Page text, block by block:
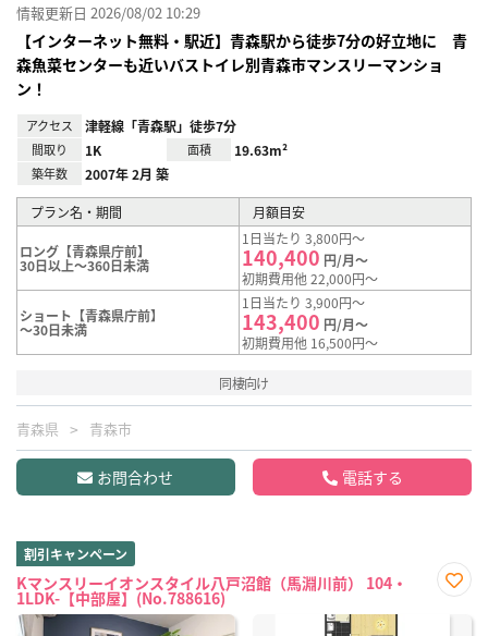
情報更新日 2026/08/02 10:29
【インターネット無料・駅近】青森駅から徒歩7分の好立地に 青
森魚菜センターも近いバストイレ別青森市マンスリーマンショ
ン！
アクセス 津軽線「青森駅」徒歩7分
間取り 1K 面積 19.63m²
築年数 2007年 2月 築
プラン名・期間 月額目安
ロング【青森県庁前】
30日以上～360日未満
1日当たり 3,800円～
140,400 円/月～
初期費用他 22,000円～
ショート【青森県庁前】
～30日未満
1日当たり 3,900円～
143,400 円/月～
初期費用他 16,500円～
同棲向け
青森県 青森市
お問合わせ 電話する
割引キャンペーン
Kマンスリーイオンスタイル八戸沼館（馬淵川前） 104・
1LDK-【中部屋】(No.788616)
に入